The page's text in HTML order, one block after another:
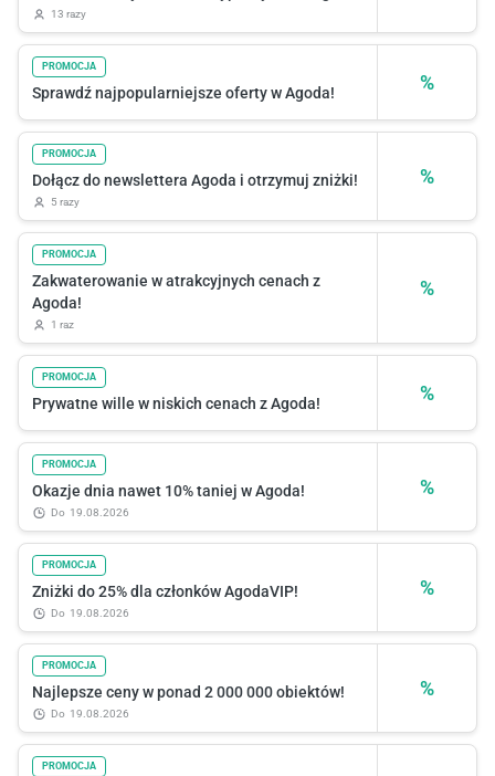
13 razy
%
PROMOCJA
Sprawdź najpopularniejsze oferty w Agoda!
%
PROMOCJA
Dołącz do newslettera Agoda i otrzymuj zniżki!
5 razy
%
PROMOCJA
Zakwaterowanie w atrakcyjnych cenach z
Agoda!
1 raz
%
PROMOCJA
Prywatne wille w niskich cenach z Agoda!
%
PROMOCJA
Okazje dnia nawet 10% taniej w Agoda!
do 19.08.2026
%
PROMOCJA
Zniżki do 25% dla członków AgodaVIP!
do 19.08.2026
%
PROMOCJA
Najlepsze ceny w ponad 2 000 000 obiektów!
do 19.08.2026
PROMOCJA